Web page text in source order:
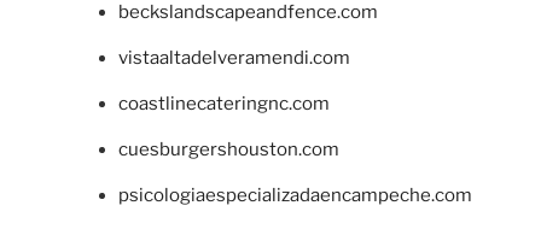
beckslandscapeandfence.com
vistaaltadelveramendi.com
coastlinecateringnc.com
cuesburgershouston.com
psicologiaespecializadaencampeche.com